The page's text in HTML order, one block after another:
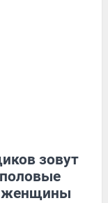
зовут
женщины